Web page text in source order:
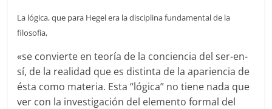
La lógica, que para Hegel era la disciplina fundamental de la
filosofía,
«se convierte en teoría de la conciencia del ser-en-
sí, de la realidad que es distinta de la apariencia de
ésta como materia. Esta “lógica” no tiene nada que
ver con la investigación del elemento formal del